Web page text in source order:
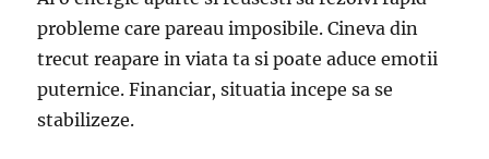
probleme care pareau imposibile. Cineva din
trecut reapare in viata ta si poate aduce emotii
puternice. Financiar, situatia incepe sa se
stabilizeze.